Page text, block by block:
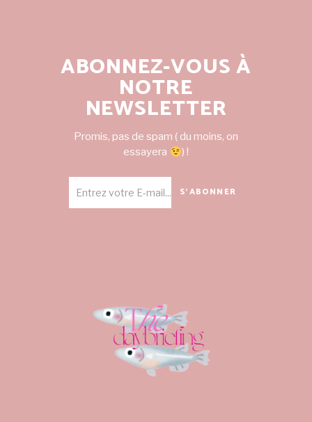
ABONNEZ-VOUS À
NOTRE
NEWSLETTER
Promis, pas de spam ( du moins, on
essayera
) !
S'ABONNER